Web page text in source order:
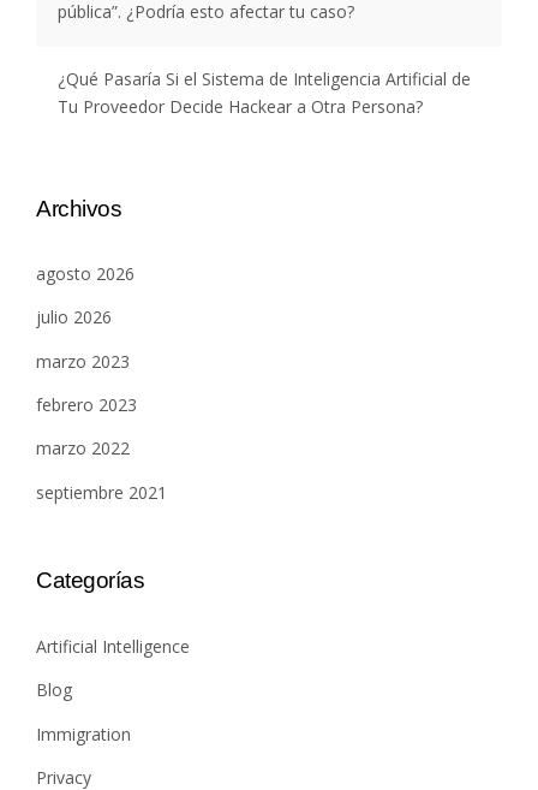
pública”. ¿Podría esto afectar tu caso?
¿Qué Pasaría Si el Sistema de Inteligencia Artificial de
Tu Proveedor Decide Hackear a Otra Persona?
Archivos
agosto 2026
julio 2026
marzo 2023
febrero 2023
marzo 2022
septiembre 2021
Categorías
Artificial Intelligence
Blog
Immigration
Privacy